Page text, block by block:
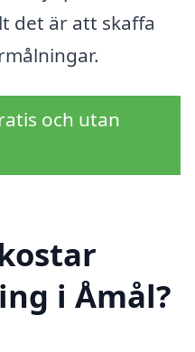
det är att skaffa
och utan
i Åmål?